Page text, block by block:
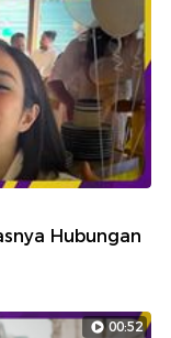
Hubungan
00:52